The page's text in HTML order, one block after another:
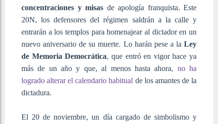
concentraciones y misas de apología franquista. Este
20N, los defensores del régimen saldrán a la calle y
entrarán a los templos para homenajear al dictador en un
nuevo aniversario de su muerte. Lo harán pese a la Ley
de Memoria Democrática, que entró en vigor hace ya
más de un año y que, al menos hasta ahora, no ha
logrado alterar el calendario habitual de los amantes de la
dictadura.
El 20 de noviembre, un día cargado de simbolismo y